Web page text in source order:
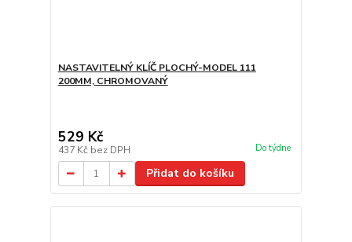
NASTAVITELNÝ KLÍČ PLOCHÝ-MODEL 111
200MM, CHROMOVANÝ
529 Kč
437 Kč bez DPH Do týdne
Přidat do košíku